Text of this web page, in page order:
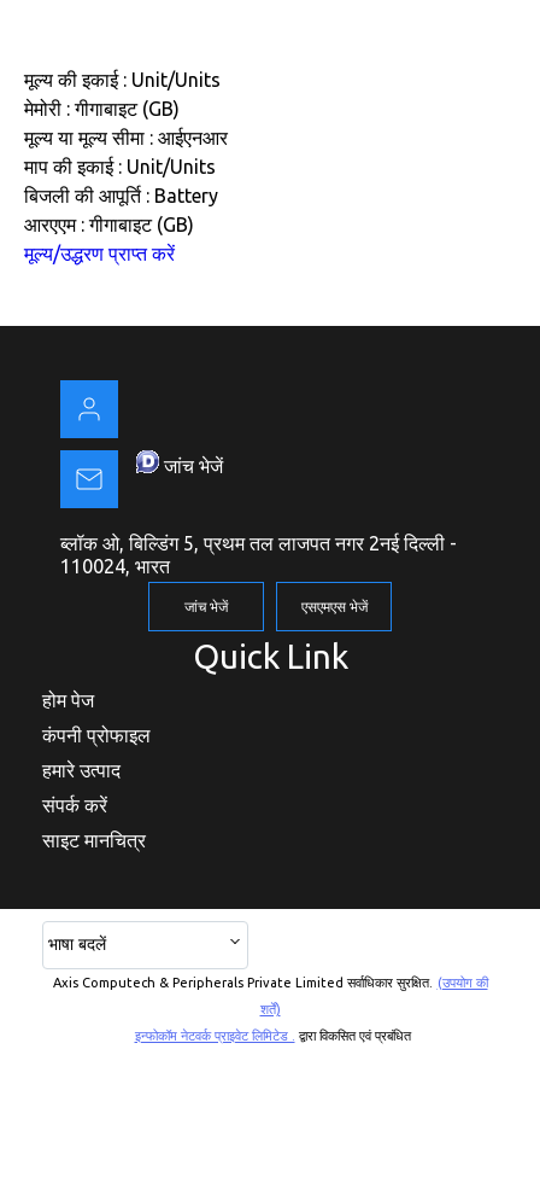
मूल्य की इकाई : Unit/Units
मेमोरी : गीगाबाइट (GB)
मूल्य या मूल्य सीमा : आईएनआर
माप की इकाई : Unit/Units
बिजली की आपूर्ति : Battery
आरएएम : गीगाबाइट (GB)
मूल्य/उद्धरण प्राप्त करें
जांच भेजें
ब्लॉक ओ, बिल्डिंग 5, प्रथम तल लाजपत नगर 2नई दिल्ली -
110024, भारत
जांच भेजें एसएमएस भेजें
Quick Link
होम पेज
कंपनी प्रोफाइल
हमारे उत्पाद
संपर्क करें
साइट मानचित्र
Axis Computech & Peripherals Private Limited सर्वाधिकार सुरक्षित. (उपयोग की
शर्तें)
इन्फोकॉम नेटवर्क प्राइवेट लिमिटेड .
द्वारा विकसित एवं प्रबंधित
भाषा बदलें